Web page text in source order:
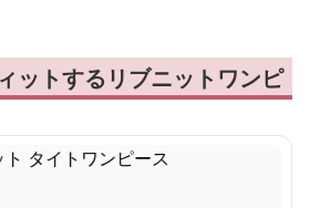
ットするリブニットワンピ